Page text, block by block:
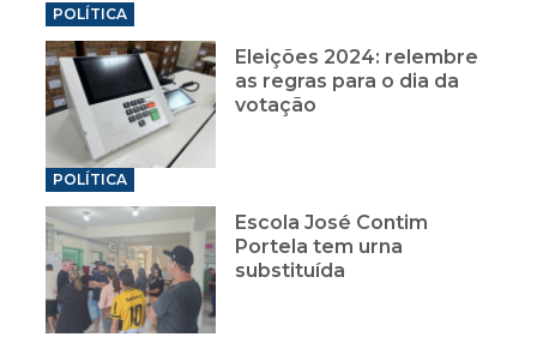
POLÍTICA
Eleições 2024: relembre
as regras para o dia da
votação
POLÍTICA
Escola José Contim
Portela tem urna
substituída